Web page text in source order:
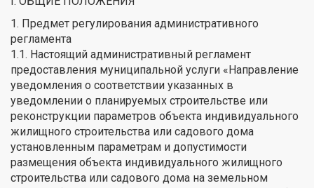
1. Предмет регулирования административного
регламента
1.1. Настоящий административный регламент
предоставления муниципальной услуги «Направление
уведомления о соответствии указанных в
уведомлении о планируемых строительстве или
реконструкции параметров объекта индивидуального
жилищного строительства или садового дома
установленным параметрам и допустимости
размещения объекта индивидуального жилищного
строительства или садового дома на земельном